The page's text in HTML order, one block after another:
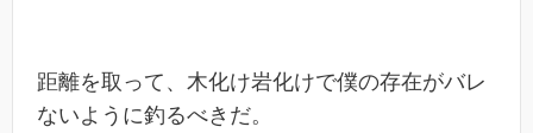
距離を取って、木化け岩化けで僕の存在がバレ
ないように釣るべきだ。